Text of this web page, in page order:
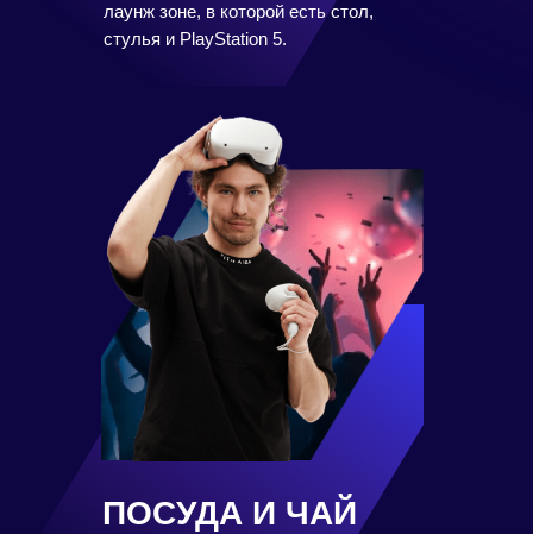
ПОСУДА И ЧАЙ
лаунж зоне, в которой есть стол,
стулья и PlayStation 5.